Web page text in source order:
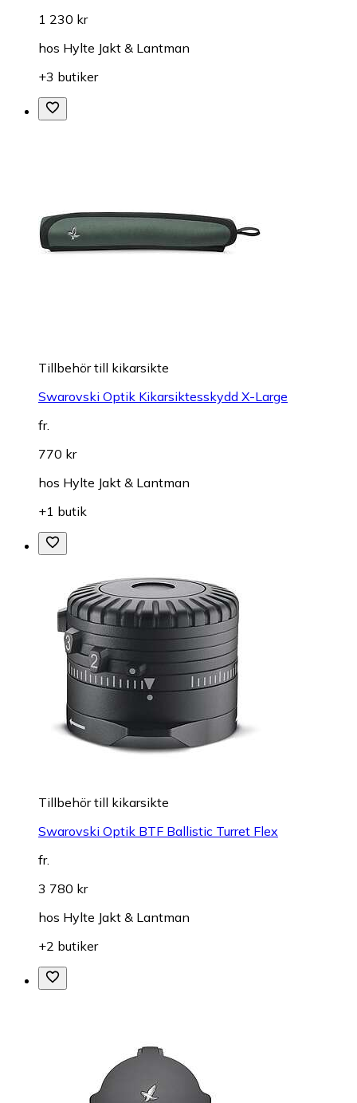
1 230 kr
hos Hylte Jakt & Lantman
+3 butiker
Tillbehör till kikarsikte
Swarovski Optik Kikarsiktesskydd X-Large
fr.
770 kr
hos Hylte Jakt & Lantman
+1 butik
Tillbehör till kikarsikte
Swarovski Optik BTF Ballistic Turret Flex
fr.
3 780 kr
hos Hylte Jakt & Lantman
+2 butiker